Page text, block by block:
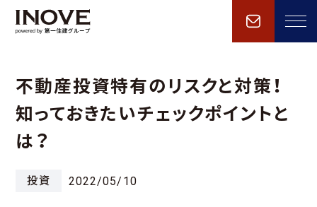
不動産投資特有のリスクと対策！
知っておきたいチェックポイントと
は？
投資 2022/05/10